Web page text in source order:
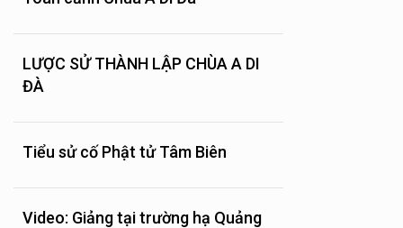
LƯỢC SỬ THÀNH LẬP CHÙA A DI
ĐÀ
Tiểu sử cố Phật tử Tâm Biên
Video: Giảng tại trường hạ Quảng